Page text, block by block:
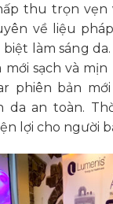
thu trọn vẹn
về liệu
làm sáng
sạch và mịn
phiên bản
da an toàn.
lợi cho người